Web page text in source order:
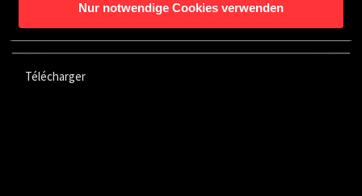
Nur notwendige Cookies verwenden
CROSSCAMP CAMPING CARS PROFILÉS MJ 26 FR
Télécharger